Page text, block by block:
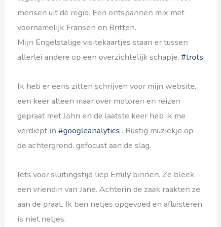
mensen uit de regio. Een ontspannen mix met
voornamelijk Fransen en Britten.
Mijn Engelstalige visitekaartjes staan er tussen
allerlei andere op een overzichtelijk schapje.#trots
Ik heb er eens zitten schrijven voor mijn website,
een keer alleen maar over motoren en reizen
gepraat met John en de laatste keer heb ik me
verdiept in#googleanalytics . Rustig muziekje op
de achtergrond, gefocust aan de slag.
Iets voor sluitingstijd liep Emily binnen. Ze bleek
een vriendin van Jane. Achterin de zaak raakten ze
aan de praat. Ik ben netjes opgevoed en afluisteren
is niet netjes.